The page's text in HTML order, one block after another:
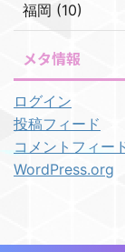
福岡 (10)
メタ情報
ログイン
投稿フィード
コメントフィー
WordPress.org